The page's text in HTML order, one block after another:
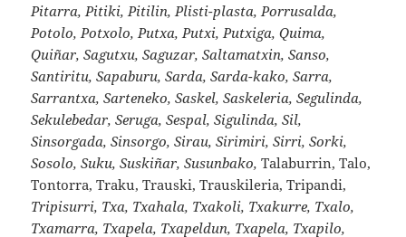
Pitarra, Pitiki, Pitilin, Plisti-plasta, Porrusalda,
Potolo, Potxolo, Putxa, Putxi, Putxiga, Quima,
Quiñar, Sagutxu, Saguzar, Saltamatxin, Sanso,
Santiritu, Sapaburu, Sarda, Sarda-kako, Sarra,
Sarrantxa, Sarteneko, Saskel, Saskeleria, Segulinda,
Sekulebedar, Seruga, Sespal, Sigulinda, Sil,
Sinsorgada, Sinsorgo, Sirau, Sirimiri, Sirri, Sorki,
Sosolo, Suku, Suskiñar, Susunbako, Talaburrin, Talo,
Tontorra, Traku, Trauski, Trauskileria, Tripandi,
Tripisurri, Txa, Txahala, Txakoli, Txakurre, Txalo,
Txamarra, Txapela, Txapeldun, Txapela, Txapilo,